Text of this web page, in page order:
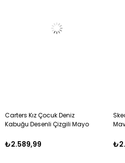
Carters Kız Çocuk Deniz
Kabuğu Desenli Çizgili Mayo
₺2.589,99